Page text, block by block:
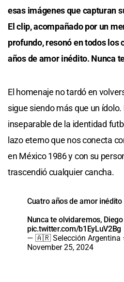
esas imágenes que capturan
El clip, acompañado por un
profundo, resonó en todos los
años de amor inédito. Nunca
El homenaje no tardó en
sigue siendo más que un ídolo.
inseparable de la identidad
lazo eterno que nos conecta
en México 1986 y con su
trascendió cualquier cancha.
Cuatro años de amor inédito
Nunca te olvidaremos,
pic.twitter.com/b1EyLuV2Bg
— 🇦🇷 Selección Argentina
November 25, 2024